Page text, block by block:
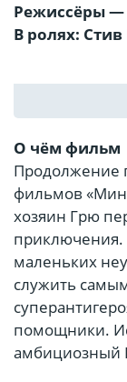
Режиссёры —
В ролях:
О чём фильм
Продолжение
фильмов
хозяин Грю
приключения.
маленьких
служить
помощники.
амбициозный